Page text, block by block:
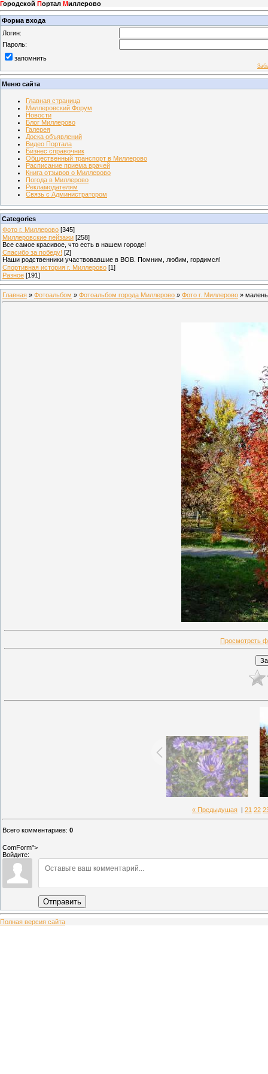
Городской Портал Миллерово
Форма входа
Логин:
Пароль:
запомнить
Меню сайта
Главная страница
Миллеровский Форум
Новости
Блог Миллерово
Галерея
Доска объявлений
Видео Портала
Бизнес справочник
Общественный транспорт в Миллерово
Расписание приема врачей
Книга отзывов о Миллерово
Погода в Миллерово
Рекламодателям
Связь с Администратором
Categories
Фото г. Миллерово [345]
Миллеровские пейзажи [258]
Все самое красивое, что есть в нашем городе!
Спасибо за победу! [2]
Наши родственники участвовавшие в ВОВ. Помним, любим, гордимся!
Спортивная история г. Миллерово [1]
Разное [191]
Главная » Фотоальбом » Фотоальбом города Миллерово » Фото г. Миллерово »
Просмотреть
« Предыдущая 21 22
Всего комментариев: 0
ComForm">
Войдите:
Отправить
Полная версия сайта